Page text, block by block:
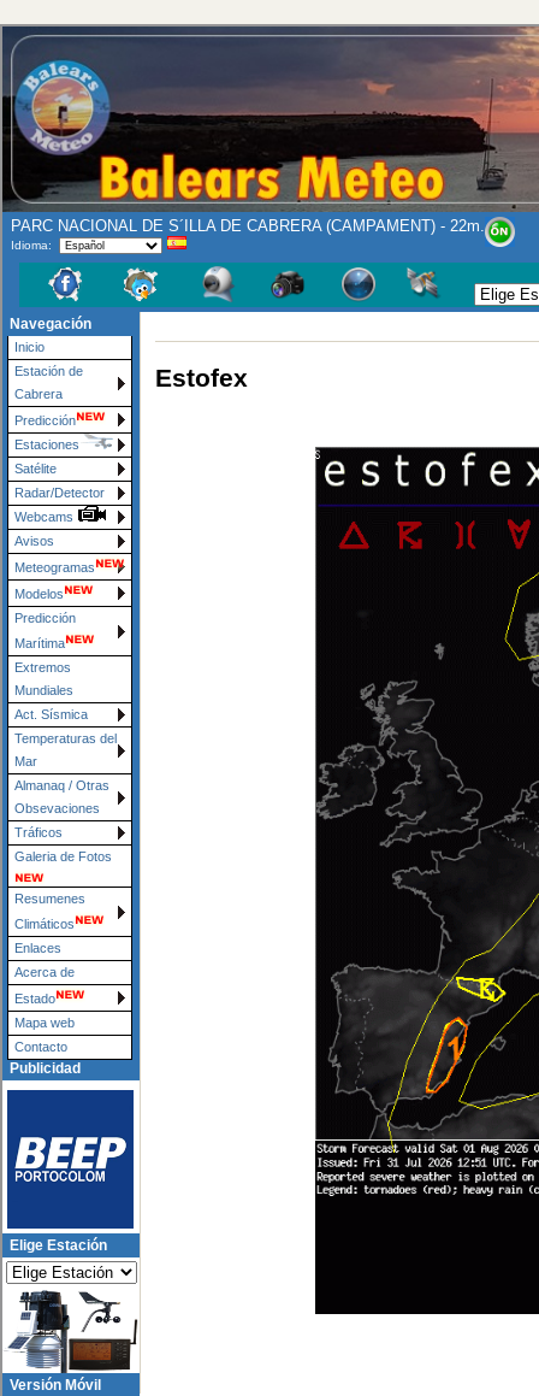
PARC NACIONAL DE S´ILLA DE CABRERA (CAMPAMENT) - 22m.
Idioma:
Navegación
Inicio
Estación de
Cabrera
Predicción
Estaciones
Satélite
Radar/Detector
Webcams
Avisos
Meteogramas
Modelos
Predicción
Marítima
Extremos
Mundiales
Act. Sísmica
Temperaturas del
Mar
Almanaq / Otras
Obsevaciones
Tráficos
Galeria de Fotos
Resumenes
Climáticos
Enlaces
Acerca de
Estado
Mapa web
Contacto
Publicidad
Elige Estación
Versión Móvil
Estofex